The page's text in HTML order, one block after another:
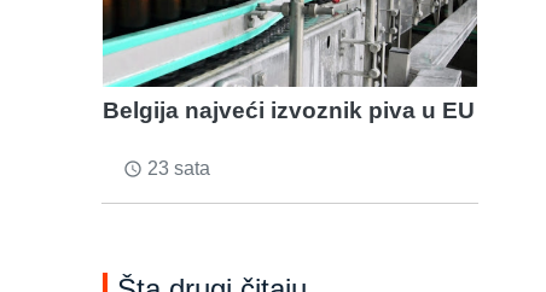
Belgija najveći izvoznik piva u EU
access_time 23 sata